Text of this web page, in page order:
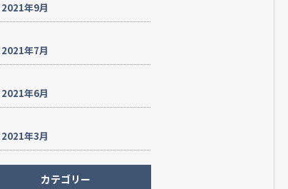
2021年9月
2021年7月
2021年6月
2021年3月
カテゴリー